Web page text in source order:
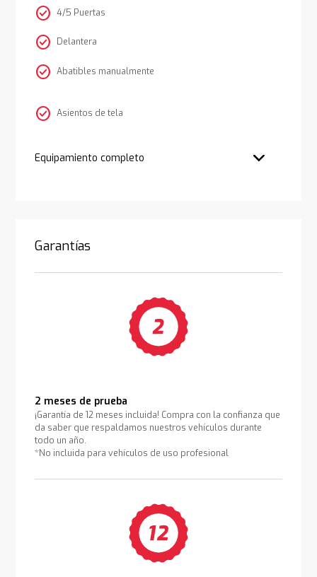
check_circle 4/5 Puertas
check_circle Delantera
check_circle Abatibles manualmente
check_circle Asientos de tela
Equipamiento completo
Garantías
2 meses de prueba
¡Garantía de 12 meses incluida! Compra con la confianza que
da saber que respaldamos nuestros vehículos durante
todo un año.
*No incluida para vehículos de uso profesional